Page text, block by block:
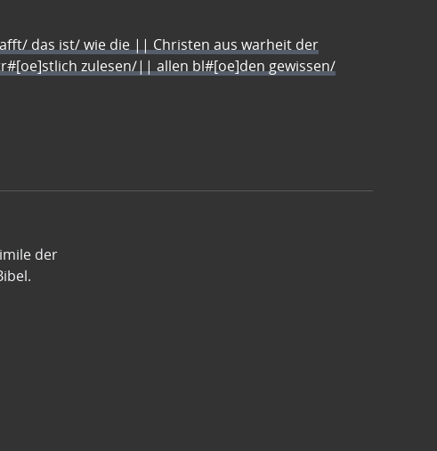
das ist/ wie die || Christen aus warheit der
zulesen/|| allen bl#[oe]den gewissen/
der